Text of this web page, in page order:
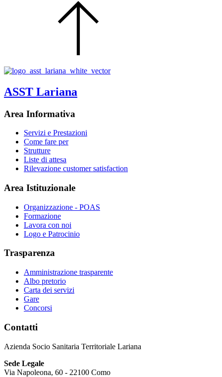
ASST Lariana
Area Informativa
Servizi e Prestazioni
Come fare per
Strutture
Liste di attesa
Rilevazione customer satisfaction
Area Istituzionale
Organizzazione - POAS
Formazione
Lavora con noi
Logo e Patrocinio
Trasparenza
Amministrazione trasparente
Albo pretorio
Carta dei servizi
Gare
Concorsi
Contatti
Azienda Socio Sanitaria Territoriale Lariana
Sede Legale
Via Napoleona, 60 - 22100 Como